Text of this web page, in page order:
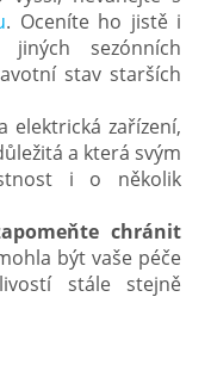
. Oceníte ho jistě i
sezónních
stav starších
elektrická zařízení,
a která svým
i o několik
chránit
být vaše péče
stále stejně